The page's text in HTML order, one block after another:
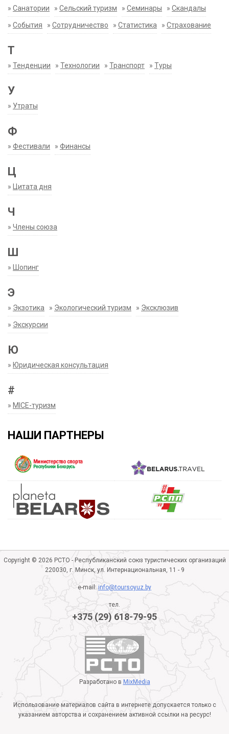
» Санатории » Сельский туризм » Семинары » Скандалы
» События » Сотрудничество » Статистика » Страхование
Т
» Тенденции » Технологии » Транспорт » Туры
У
» Утраты
Ф
» Фестивали » Финансы
Ц
» Цитата дня
Ч
» Члены союза
Ш
» Шопинг
Э
» Экзотика » Экологический туризм » Эксклюзив
» Экскурсии
Ю
» Юридическая консультация
#
» MICE-туризм
НАШИ ПАРТНЕРЫ
Copyright © 2026 РСТО - Республиканский союз туристических организаций
220030, г. Минск, ул. Интернациональная, 11 - 9
e-mail:info@toursoyuz.by
тел.
+375 (29) 618-79-95
Разработано в MixMedia
Использование материалов сайта в интернете допускается только с
указанием авторства и сохранением активной ссылки на ресурс!